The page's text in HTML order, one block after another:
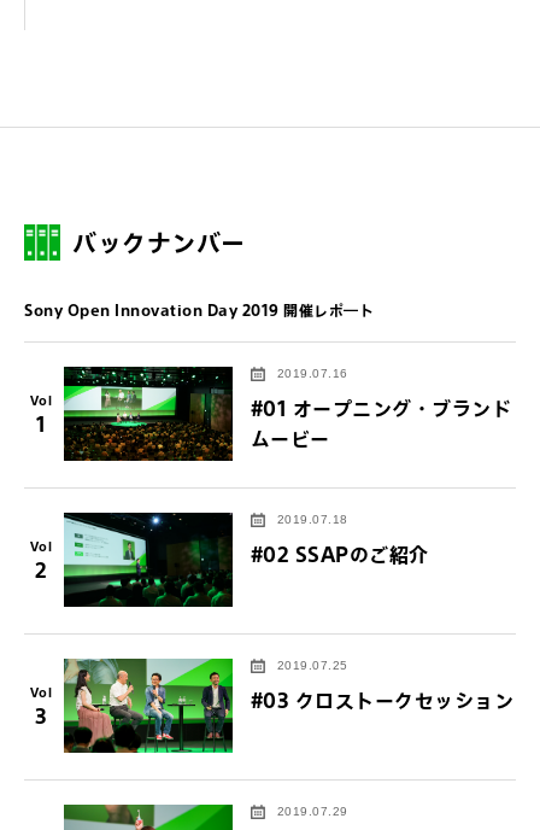
バックナンバー
Sony Open Innovation Day 2019 開催レポ―ト
Vol
1
2019.07.16
#01 オープニング・ブランド
ムービー
Vol
2
2019.07.18
#02 SSAPのご紹介
Vol
3
2019.07.25
#03 クロストークセッション
2019.07.29